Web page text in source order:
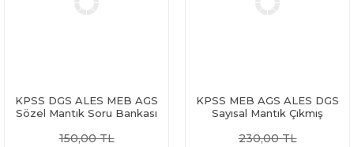
KPSS DGS ALES MEB AGS
Sözel Mantık Soru Bankası
150,00 TL
KPSS MEB AGS ALES DGS
Sayısal Mantık Çıkmış
Kitap
230,00 TL